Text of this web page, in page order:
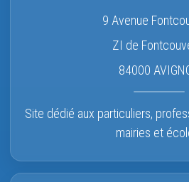
9 Avenue
ZI de
84000
Site dédié aux particuliers,
mairies et